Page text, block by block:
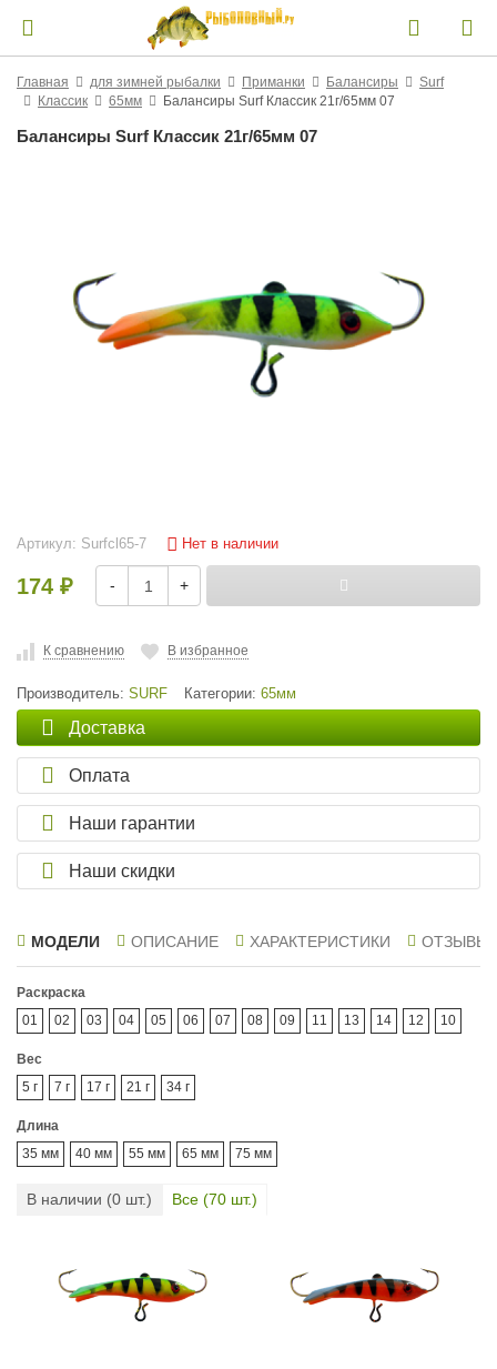
Главная для зимней рыбалки Приманки Балансиры
Surf
Классик
65мм Балансиры Surf Классик 21г/65мм 07
Балансиры Surf Классик 21г/65мм 07
Артикул: Surfcl65-7 Нет в наличии
174 ₽ - +
К сравнению В избранное
Производитель: SURF Категории: 65мм
Доставка
Оплата
Наши гарантии
Наши скидки
МОДЕЛИ ОПИСАНИЕ ХАРАКТЕРИСТИКИ ОТЗЫВЫ
Раскраска
01
02 03 04 05 06 07 08 09 11 13 14 12 10
Вес
5 г
7 г 17 г 21 г 34 г
Длина
35 мм
40 мм 55 мм 65 мм 75 мм
В наличии (0 шт.) Все (70 шт.)